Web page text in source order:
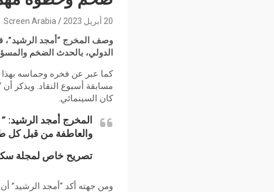
20 أبريل 2023 Screen Arabia
وصف المخرج “أمجد الرشيد”،
الدولي، بالحدث الضخم
كما عبر عن فخره وحماسه بهذا
مسابقة أسبوع النقاد. ويذكر
كان السينمائي.
المخرج أمجد الرشيد:
والعاطفة من قبل كل
تصريح خاص لمجلة
ومن جهته أكد “أمجد الرشيد”